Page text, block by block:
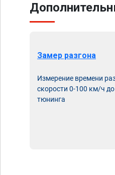
Замер разгона
Измерение времени
скорости 0-100 км/ч
тюнинга